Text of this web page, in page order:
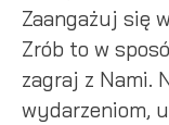
Zaangażuj się
Zrób to w
zagraj z Nami.
wydarzeniom,
oraz innych
pośredników
wiadomości, ofert,